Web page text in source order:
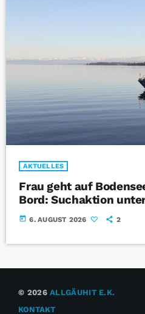
AKTUELLES
Frau geht auf
Bord: Suchaktion
today 6. AUGUST 2026 2
© 2026ALLGÄUHIT E.K.
KONTAKT